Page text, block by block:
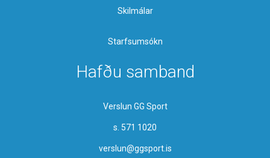
Skilmálar
Starfsumsókn
Hafðu samband
Verslun GG Sport
s. 571 1020
verslun@ggsport.is